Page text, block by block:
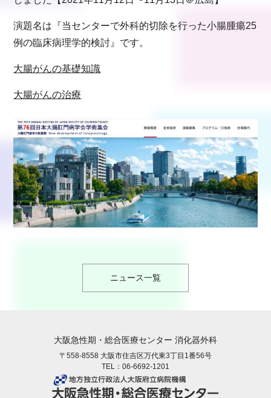
演題名は『当センターで外科的切除を行った小腸腫瘍25
例の臨床病理学的検討』です。
大腸がんの基礎知識
大腸がんの治療
ニュース一覧
大阪急性期・総合医療センター 消化器外科
〒558-8558 大阪市住吉区万代東3丁目1番56号
TEL： 06-6692-1201